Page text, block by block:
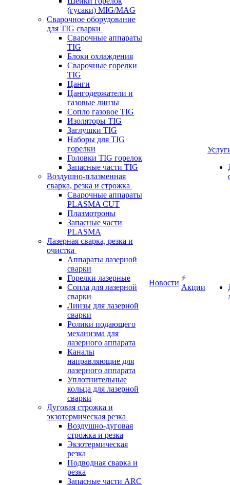
(гусаки) MIG/MAG
Сварочное оборудование
для TIG сварки
Сварочные аппараты
TIG
Блоки охлаждения
Сварочные горелки
TIG
Цанги
Цангодержатели и
газовые линзы
Сопло газовое TIG
Изоляторы TIG
Заглушки TIG
Наборы для TIG
горелки
Головки TIG горелок
Запасные части TIG
Воздушно-плазменная
сварка, резка и строжка
Сварочные аппараты
PLASMA CUT
Плазмотроны
Запасные части
PLASMA
Лазерная сварка, резка и
очистка
Аппараты лазерной
сварки
Горелки лазерные
Сопла для лазерной
сварки
Линзы для лазерной
сварки
Ролики подающего
механизма для
лазерного аппарата
Каналы
направляющие для
лазерного аппарата
Уплотнительные
кольца для лазерной
сварки
Дуговая строжка и
экзотермическая резка
Воздушно-дуговая
строжка и резка
Экзотермическая
резка
Подводная сварка и
резка
Запасные части ARC
Новости
Акции